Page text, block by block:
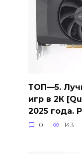
ТОП—5.
игр в 2К
2025 года.
0 143